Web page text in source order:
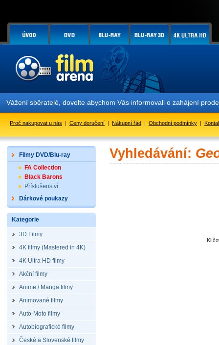
Vážení sběratelé, dovolte abychom Vás informovali o zahájení
Proč nakupovat u nás | Ceny doručení | Nákupní řád | Obchodní podmínky |
Filmy DVD/Blu-ray
FA Collection
Black Barons
Příslušenství
Dárkové poukazy
Kategorie
3D Filmy
4K filmy (Mastered in 4K)
4K Ultra HD filmy
Akční filmy
Anime / Manga filmy
Animované filmy
Auto-Moto filmy
Autobiografické filmy
České a Slovenské filmy
Vyhledávání: